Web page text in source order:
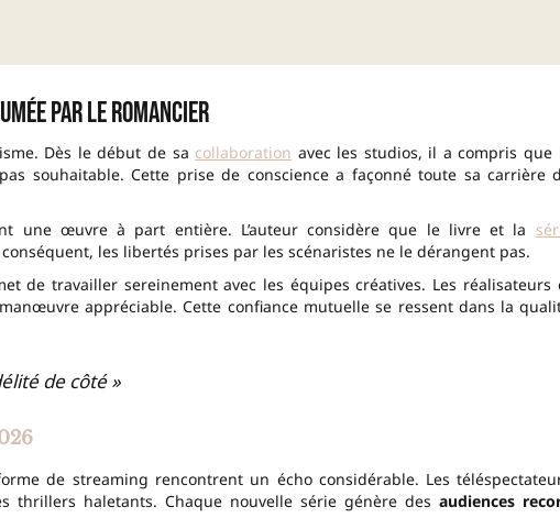
par le romancier
Dès le début de sa collaboration avec les studios, il a compris que
souhaitable. Cette prise de conscience a façonné toute sa carrière
une œuvre à part entière. L’auteur considère que le livre et la
les libertés prises par les scénaristes ne le dérangent pas.
de travailler sereinement avec les équipes créatives. Les réalisateurs
appréciable. Cette confiance mutuelle se ressent dans la
de côté »
de streaming rencontrent un écho considérable. Les
thrillers haletants. Chaque nouvelle série génère des audiences